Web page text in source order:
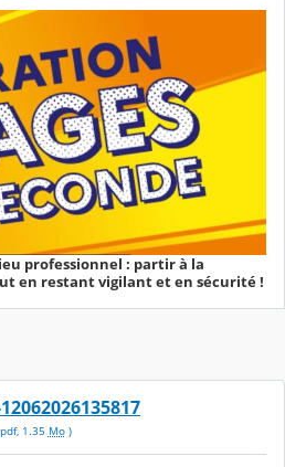
professionnel : partir à la
en restant vigilant et en sécurité !
pdf, 1.35 Mo)